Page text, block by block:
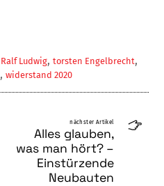
Ralf Ludwig, torsten Engelbrecht,
, widerstand 2020
nächster Artikel
Alles glauben,
was man hört? –
Einstürzende
Neubauten